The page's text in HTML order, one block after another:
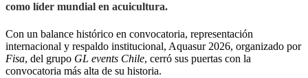
como líder mundial en acuicultura.
Con un balance histórico en convocatoria, representación
internacional y respaldo institucional, Aquasur 2026, organizado por
Fisa, del grupo GL events Chile, cerró sus puertas con la
convocatoria más alta de su historia.